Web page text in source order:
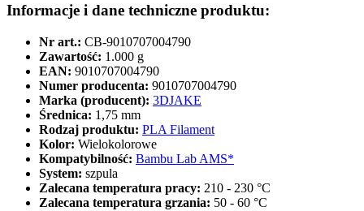
Informacje i dane techniczne produktu:
Nr art.: CB-9010707004790
Zawartość: 1.000 g
EAN: 9010707004790
Numer producenta: 9010707004790
Marka (producent): 3DJAKE
Średnica: 1,75 mm
Rodzaj produktu: PLA Filament
Kolor: Wielokolorowe
Kompatybilność: Bambu Lab AMS*
System: szpula
Zalecana temperatura pracy: 210 - 230 °C
Zalecana temperatura grzania: 50 - 60 °C